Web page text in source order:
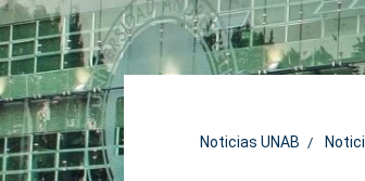
Noticias UNAB